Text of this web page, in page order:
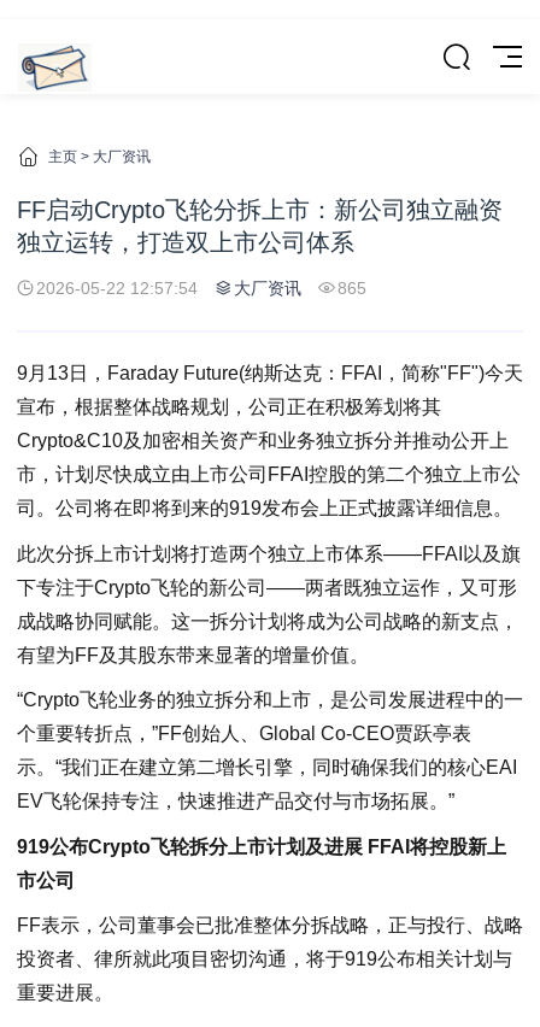
主页 > 大厂资讯
FF启动Crypto飞轮分拆上市：新公司独立融资
独立运转，打造双上市公司体系
2026-05-22 12:57:54 大厂资讯 865
9月13日，Faraday Future(纳斯达克：FFAI，简称"FF")今天
宣布，根据整体战略规划，公司正在积极筹划将其
Crypto&C10及加密相关资产和业务独立拆分并推动公开上
市，计划尽快成立由上市公司FFAI控股的第二个独立上市公
司。公司将在即将到来的919发布会上正式披露详细信息。
此次分拆上市计划将打造两个独立上市体系——FFAI以及旗
下专注于Crypto飞轮的新公司——两者既独立运作，又可形
成战略协同赋能。这一拆分计划将成为公司战略的新支点，
有望为FF及其股东带来显著的增量价值。
“Crypto飞轮业务的独立拆分和上市，是公司发展进程中的一
个重要转折点，”FF创始人、Global Co-CEO贾跃亭表
示。“我们正在建立第二增长引擎，同时确保我们的核心EAI
EV飞轮保持专注，快速推进产品交付与市场拓展。”
919公布Crypto飞轮拆分上市计划及进展 FFAI将控股新上
市公司
FF表示，公司董事会已批准整体分拆战略，正与投行、战略
投资者、律所就此项目密切沟通，将于919公布相关计划与
重要进展。